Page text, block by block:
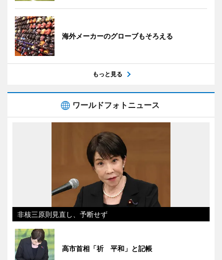
海外メーカーのグローブもそろえる
もっと見る
ワールドフォトニュース
非核三原則見直し、予断せず
高市首相「祈 平和」と記帳